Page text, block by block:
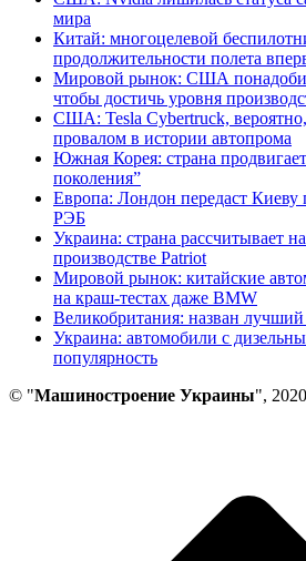
мира
Китай: многоцелевой
продолжительности полета
Мировой рынок: США
чтобы достичь уровня
США: Tesla Cybertruck,
провалом в истории автопрома
Южная Корея: страна
поколения”
Европа: Лондон передаст Киеву
РЭБ
Украина: страна рассчитывает
производстве Patriot
Мировой рынок: китайские
на краш-тестах даже BMW
Великобритания: назван
Украина: автомобили с
популярность
© "Машиностроение Украины", 2020